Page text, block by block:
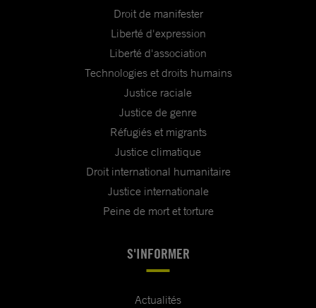
Droit de manifester
Liberté d'expression
Liberté d'association
Technologies et droits humains
Justice raciale
Justice de genre
Réfugiés et migrants
Justice climatique
Droit international humanitaire
Justice internationale
Peine de mort et torture
S'INFORMER
Actualités